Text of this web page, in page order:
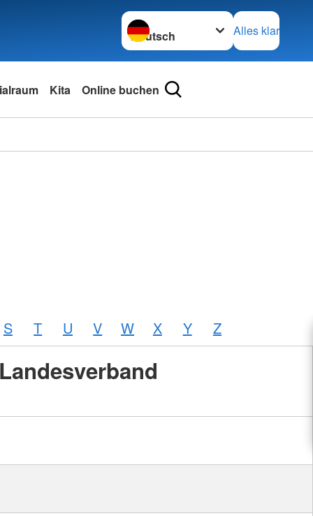
Sprache wechseln zu
Alles klar
Kita Online buchen
S T U V W X Y Z
Landesverband